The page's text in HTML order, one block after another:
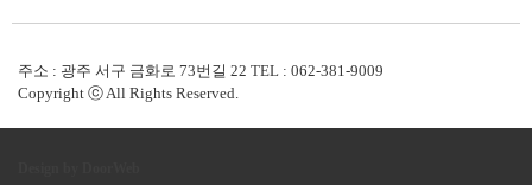
주소 : 광주 서구 금화로 73번길 22 TEL : 062-381-9009
Copyright ⓒ All Rights Reserved.
- 오시는길
교육과정
교육환경